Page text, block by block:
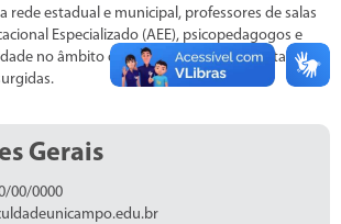
rede estadual e municipal, professores de salas
Especializado (AEE), psicopedagogos e
no âmbito da inclusão para o enfrentamento
Gerais
00/0000